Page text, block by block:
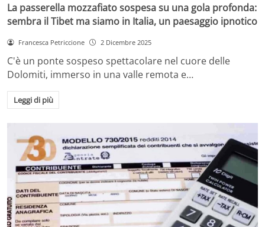
La passerella mozzafiato sospesa su una gola profonda:
sembra il Tibet ma siamo in Italia, un paesaggio ipnotico
Francesca Petriccione 2 Dicembre 2025
C'è un ponte sospeso spettacolare nel cuore delle
Dolomiti, immerso in una valle remota e…
Leggi di più